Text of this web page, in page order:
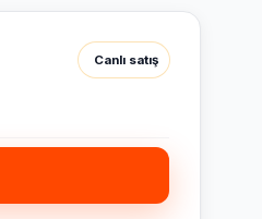
Canlı satış